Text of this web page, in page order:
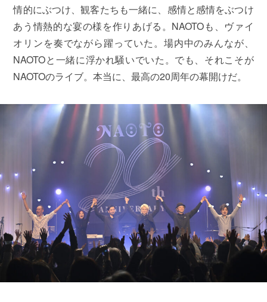
情的にぶつけ、観客たちも一緒に、感情と感情をぶつけ
あう情熱的な宴の様を作りあげる。NAOTOも、ヴァイ
オリンを奏でながら躍っていた。場内中のみんなが、
NAOTOと一緒に浮かれ騒いでいた。でも、それこそが
NAOTOのライブ。本当に、最高の20周年の幕開けだ。